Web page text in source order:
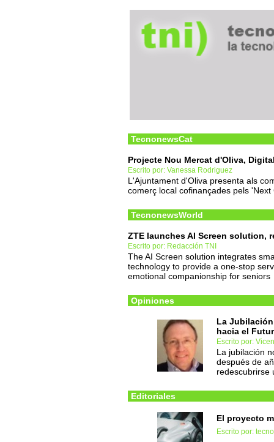
TecnonewsCat
Projecte Nou Mercat d'Oliva,
Escrito por: Vanessa Rodriguez
L'Ajuntament d'Oliva presenta als
comerç local cofinançades pels 'Next
TecnonewsWorld
ZTE launches AI Screen solution,
Escrito por: Redacción TNI
The AI Screen solution integrates
technology to provide a one-stop
emotional companionship for seniors
Opiniones
La
hacia el
Escrito por:
La jubilación
después de
redescubrirse
Editoriales
El proyecto
Escrito por: